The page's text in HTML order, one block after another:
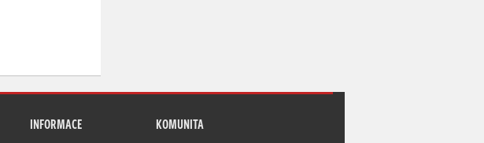
INFORMACE KOMUNITA